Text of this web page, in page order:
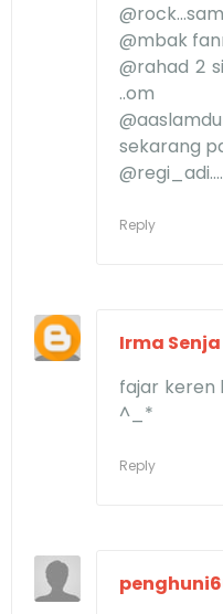
@mbak
@rahad 2
..om
sekarang
Reply
Irma Senja
fajar keren
^_*
Reply